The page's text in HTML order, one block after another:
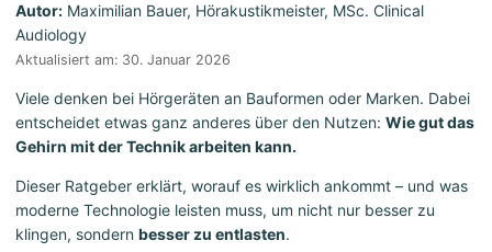
Autor: Maximilian Bauer, Hörakustikmeister, MSc. Clinical
Audiology
Aktualisiert am: 30. Januar 2026
Viele denken bei Hörgeräten an Bauformen oder Marken. Dabei
entscheidet etwas ganz anderes über den Nutzen: Wie gut das
Gehirn mit der Technik arbeiten kann.
Dieser Ratgeber erklärt, worauf es wirklich ankommt – und was
moderne Technologie leisten muss, um nicht nur besser zu
klingen, sondern besser zu entlasten.